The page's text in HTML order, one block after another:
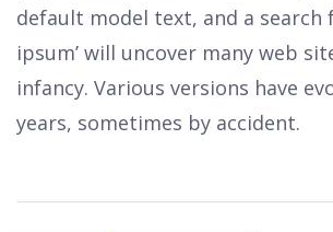
default model text, and a search
ipsum’ will uncover many web
infancy. Various versions have
years, sometimes by accident.